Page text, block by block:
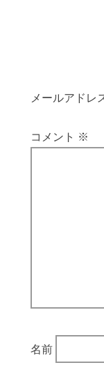
メールアドレ
コメント ※
名前